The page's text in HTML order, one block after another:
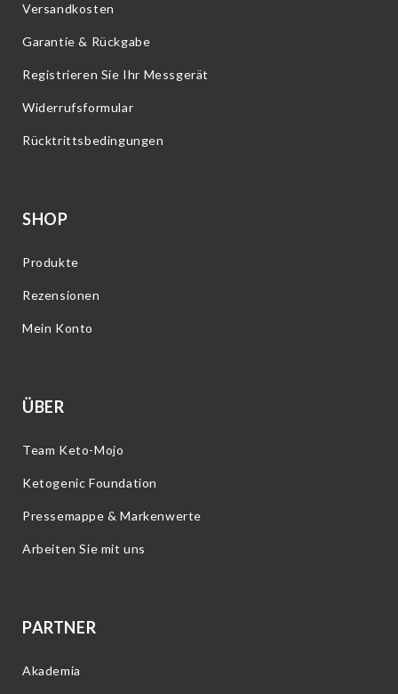
Versandkosten
Garantie & Rückgabe
Registrieren Sie Ihr Messgerät
Widerrufsformular
Rücktrittsbedingungen
SHOP
Produkte
Rezensionen
Mein Konto
ÜBER
Team Keto-Mojo
Ketogenic Foundation
Pressemappe & Markenwerte
Arbeiten Sie mit uns
PARTNER
Akademia